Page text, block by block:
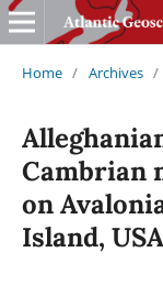
Home / Archives /
Cambrian
on
Island, USA